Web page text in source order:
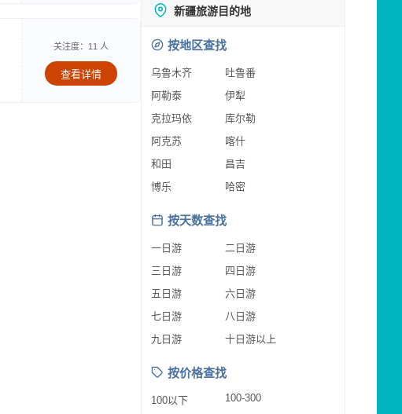
关注度：11 人
查看详情
新疆旅游目的地
按地区查找
乌鲁木齐
吐鲁番
阿勒泰
伊犁
克拉玛依
库尔勒
阿克苏
喀什
和田
昌吉
博乐
哈密
按天数查找
一日游
二日游
三日游
四日游
五日游
六日游
七日游
八日游
九日游
十日游以上
按价格查找
100以下
100-300